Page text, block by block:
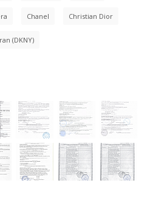
Chanel Christian Dior
(DKNY)